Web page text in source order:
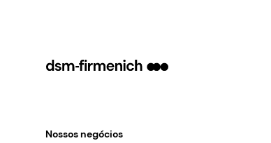
Nossos negócios